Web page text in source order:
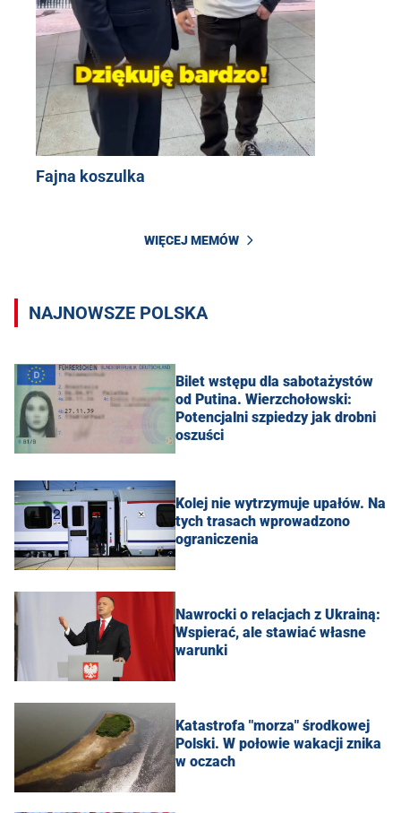
Fajna koszulka
WIĘCEJ MEMÓW
NAJNOWSZE POLSKA
Bilet wstępu dla sabotażystów
od Putina. Wierzchołowski:
Potencjalni szpiedzy jak drobni
oszuści
Kolej nie wytrzymuje upałów. Na
tych trasach wprowadzono
ograniczenia
Nawrocki o relacjach z Ukrainą:
Wspierać, ale stawiać własne
warunki
Katastrofa "morza" środkowej
Polski. W połowie wakacji znika
w oczach